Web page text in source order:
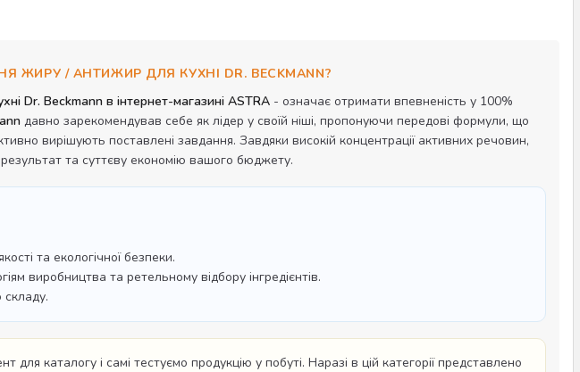
/ АНТИЖИР ДЛЯ КУХНІ DR. BECKMANN?
Dr. Beckmann в інтернет-магазині ASTRA - означає отримати впевненість у 100%
давно зарекомендував себе як лідер у своїй ніші, пропонуючи передові формули, що
вирішують поставлені завдання. Завдяки високій концентрації активних речовин,
та суттєву економію вашого бюджету.
та екологічної безпеки.
виробництва та ретельному відбору інгредієнтів.
каталогу і самі тестуємо продукцію у побуті. Наразі в цій категорії представлено